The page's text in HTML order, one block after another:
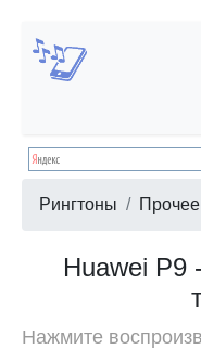
Рингтоны Прочее
Huawei P9
Нажмите